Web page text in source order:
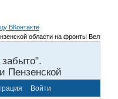
области на фронты Великой
забыто".
Пензенской
Войти